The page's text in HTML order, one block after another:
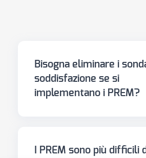
Bisogna eliminare i
soddisfazione se si
implementano i PREM?
continuo dei processi;
I PREM sono più difficili